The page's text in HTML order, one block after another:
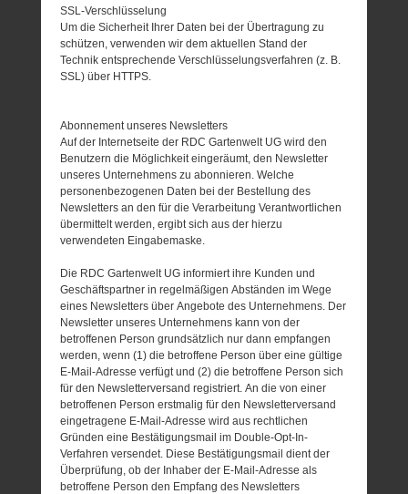
SSL-Verschlüsselung
Um die Sicherheit Ihrer Daten bei der Übertragung zu
schützen, verwenden wir dem aktuellen Stand der
Technik entsprechende Verschlüsselungsverfahren (z. B.
SSL) über HTTPS.
Abonnement unseres Newsletters
Auf der Internetseite der RDC Gartenwelt UG wird den
Benutzern die Möglichkeit eingeräumt, den Newsletter
unseres Unternehmens zu abonnieren. Welche
personenbezogenen Daten bei der Bestellung des
Newsletters an den für die Verarbeitung Verantwortlichen
übermittelt werden, ergibt sich aus der hierzu
verwendeten Eingabemaske.
Die RDC Gartenwelt UG informiert ihre Kunden und
Geschäftspartner in regelmäßigen Abständen im Wege
eines Newsletters über Angebote des Unternehmens. Der
Newsletter unseres Unternehmens kann von der
betroffenen Person grundsätzlich nur dann empfangen
werden, wenn (1) die betroffene Person über eine gültige
E-Mail-Adresse verfügt und (2) die betroffene Person sich
für den Newsletterversand registriert. An die von einer
betroffenen Person erstmalig für den Newsletterversand
eingetragene E-Mail-Adresse wird aus rechtlichen
Gründen eine Bestätigungsmail im Double-Opt-In-
Verfahren versendet. Diese Bestätigungsmail dient der
Überprüfung, ob der Inhaber der E-Mail-Adresse als
betroffene Person den Empfang des Newsletters